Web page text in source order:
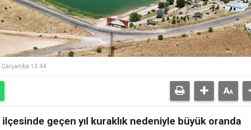
13:44
ilçesinde geçen yıl kuraklık nedeniyle büyük oranda